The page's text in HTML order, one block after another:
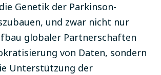
Genetik der Parkinson-
und zwar nicht nur
globaler Partnerschaften
von Daten, sondern
Unterstützung der